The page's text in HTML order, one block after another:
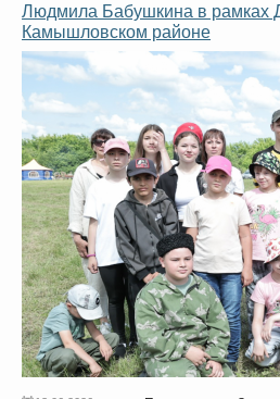
Людмила Бабушкина в рамках
Камышловском районе